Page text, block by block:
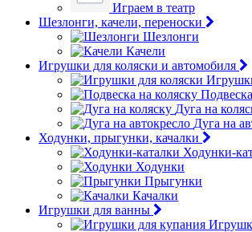
Играем в театр
Шезлонги, качели, переноски
Шезлонги
Качели
Игрушки для коляски и автомобиля
Дуга на
Дуга на
Ходунки, прыгунки, качалки
Ходунки-
Ходунки
Прыгунки
Качалки
Игрушки для ванны